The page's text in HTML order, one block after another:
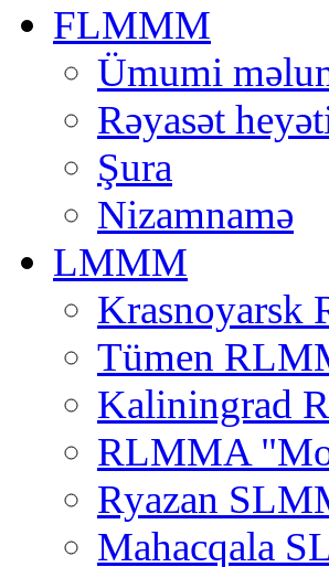
FLMMM
Ümumi
Rəyasət
Şura
Nizamnamə
LMMM
Krasnoyarsk
Tümen
Kaliningrad
RLMMA
Ryazan
Mahacqala